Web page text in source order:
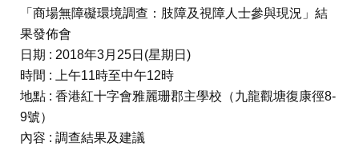
「商場無障礙環境調查：肢障及視障人士參與現況」結
果發佈會
日期 : 2018年3月25日(星期日)
時間 : 上午11時至中午12時
地點 : 香港紅十字會雅麗珊郡主學校（九龍觀塘復康徑8-
9號）
內容 : 調查結果及建議